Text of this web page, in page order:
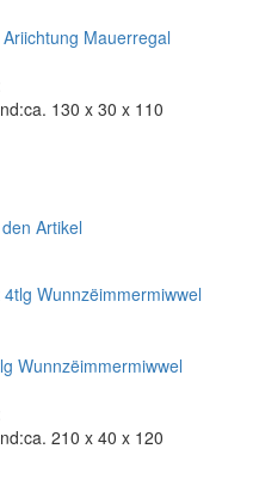
Mauerregal
130 x 30 x 110
Artikel
Wunnzëimmermiwwel
210 x 40 x 120